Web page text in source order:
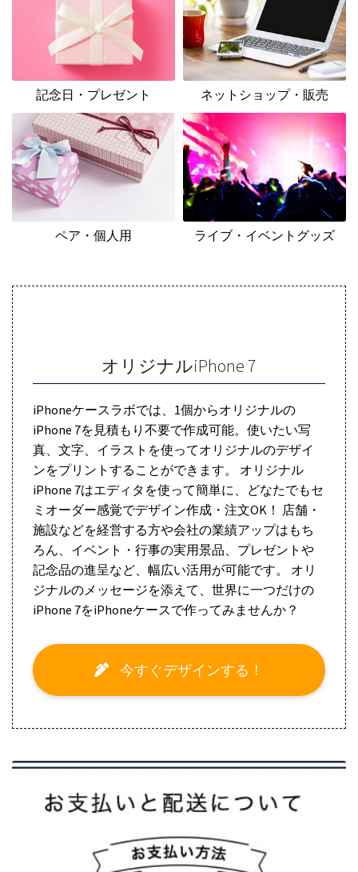
記念日・プレゼント ネットショップ・販売
ペア・個人用 ライブ・イベントグッズ
オリジナルiPhone 7
iPhoneケースラボでは、1個からオリジナルの
iPhone 7を見積もり不要で作成可能。使いたい写
真、文字、イラストを使ってオリジナルのデザイ
ンをプリントすることができます。 オリジナル
iPhone 7はエディタを使って簡単に、どなたでもセ
ミオーダー感覚でデザイン作成・注文OK！ 店舗・
施設などを経営する方や会社の業績アップはもち
ろん、イベント・行事の実用景品、プレゼントや
記念品の進呈など、幅広い活用が可能です。 オリ
ジナルのメッセージを添えて、世界に一つだけの
iPhone 7をiPhoneケースで作ってみませんか？
今すぐデザインする！